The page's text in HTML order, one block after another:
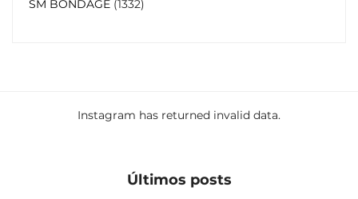
SM BONDAGE 1332
Instagram has returned invalid data.
Últimos posts